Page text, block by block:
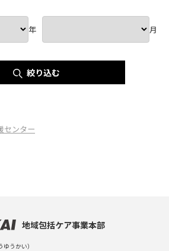
年 月
絞り込む
センター
地域包括ケア事業本部
ゆうかい）